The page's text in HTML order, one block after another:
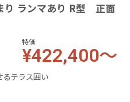
り ランマあり R型 正面
特価
¥422,400～
るテラス囲い